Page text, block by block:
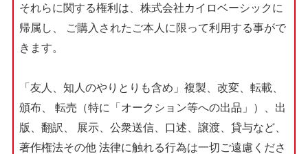
それらに関する権利は、株式会社カイロベーシックに
帰属し、
ご購入されたご本人に限って利用する事がで
きます。
「友人、知人のやりとりも含め」複製、改変、転載、
頒布、
転売（特に「オークション等への出品」）、出
版、翻訳、
展示、公衆送信、口述、譲渡、貸与など、
著作権法その他 法律に触れる行為は一切ご遠慮くださ